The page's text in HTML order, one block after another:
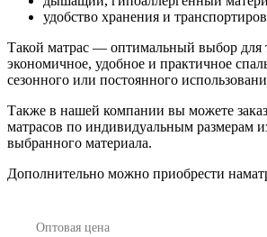
удобство хранения и
Такой матрас — оптимальный выбор для
экономичное, удобное и практичное
сезонного или постоянного
Также в нашей компании вы можете
матрасов по индивидуальным размерам
выбранного материала.
Дополнительно можно приобрести
Оптовая цена